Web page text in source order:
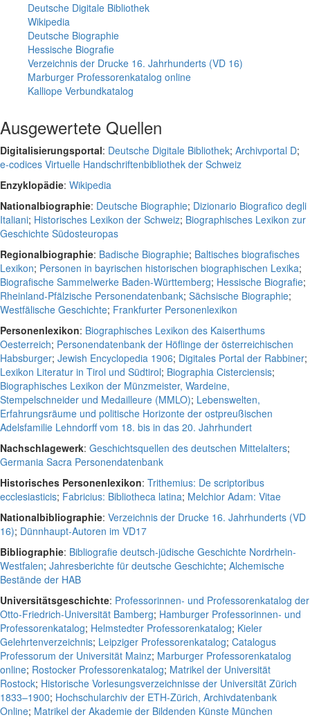
Deutsche Digitale Bibliothek
Wikipedia
Deutsche Biographie
Hessische Biografie
Verzeichnis der Drucke 16. Jahrhunderts (VD 16)
Marburger Professorenkatalog online
Kalliope Verbundkatalog
Ausgewertete Quellen
Digitalisierungsportal: Deutsche Digitale Bibliothek; Archivportal D;
e-codices Virtuelle Handschriftenbibliothek der Schweiz
Enzyklopädie: Wikipedia
Nationalbiographie: Deutsche Biographie; Dizionario Biografico degli
Italiani; Historisches Lexikon der Schweiz; Biographisches Lexikon zur
Geschichte Südosteuropas
Regionalbiographie: Badische Biographie; Baltisches biografisches
Lexikon; Personen in bayrischen historischen biographischen Lexika;
Biografische Sammelwerke Baden-Württemberg; Hessische Biografie;
Rheinland-Pfälzische Personendatenbank; Sächsische Biographie;
Westfälische Geschichte; Frankfurter Personenlexikon
Personenlexikon: Biographisches Lexikon des Kaiserthums
Oesterreich; Personendatenbank der Höflinge der österreichischen
Habsburger; Jewish Encyclopedia 1906; Digitales Portal der Rabbiner;
Lexikon Literatur in Tirol und Südtirol; Biographia Cisterciensis;
Biographisches Lexikon der Münzmeister, Wardeine,
Stempelschneider und Medailleure (MMLO); Lebenswelten,
Erfahrungsräume und politische Horizonte der ostpreußischen
Adelsfamilie Lehndorff vom 18. bis in das 20. Jahrhundert
Nachschlagewerk: Geschichtsquellen des deutschen Mittelalters;
Germania Sacra Personendatenbank
Historisches Personenlexikon: Trithemius: De scriptoribus
ecclesiasticis; Fabricius: Bibliotheca latina; Melchior Adam: Vitae
Nationalbibliographie: Verzeichnis der Drucke 16. Jahrhunderts (VD
16); Dünnhaupt-Autoren im VD17
Bibliographie: Bibliografie deutsch-jüdische Geschichte Nordrhein-
Westfalen; Jahresberichte für deutsche Geschichte; Alchemische
Bestände der HAB
Universitätsgeschichte: Professorinnen- und Professorenkatalog der
Otto-Friedrich-Universität Bamberg; Hamburger Professorinnen- und
Professorenkatalog; Helmstedter Professorenkatalog; Kieler
Gelehrtenverzeichnis; Leipziger Professorenkatalog; Catalogus
Professorum der Universität Mainz; Marburger Professorenkatalog
online; Rostocker Professorenkatalog; Matrikel der Universität
Rostock; Historische Vorlesungsverzeichnisse der Universität Zürich
1833–1900; Hochschularchiv der ETH-Zürich, Archivdatenbank
Online; Matrikel der Akademie der Bildenden Künste München